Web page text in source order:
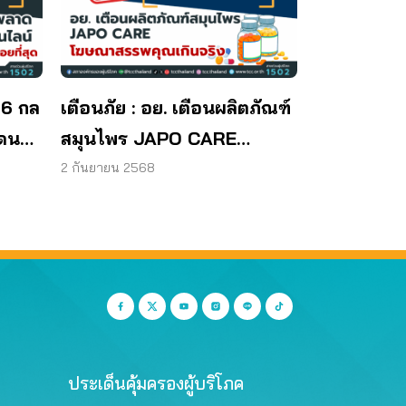
กล
น
เตือนภัย : อย. เตือนผลิตภัณฑ์
สมุนไพร JAPO CARE
โฆษณาสรรพคุณเกินจริง
2 กันยายน 2568
ประเด็นคุ้มครองผู้บริโภค